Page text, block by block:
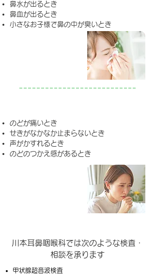
鼻水が出るとき
鼻血が出るとき
​小さなお子様で鼻の中が臭いとき
のどが痛いとき
せきがなかなか止まらないとき
声がかすれるとき
​のどのつかえ感があるとき
川本耳鼻咽喉科では次のような検査・
相談を承ります
甲状腺超音波検査